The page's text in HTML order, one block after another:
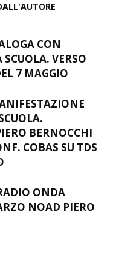
CON
VERSO
7 MAGGIO
BERNOCCHI
COBAS SU TDS
ONDA
NOAD PIERO